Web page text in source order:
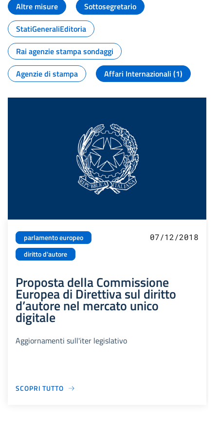
Altre misure
Sottosegretario
StatiGeneraliEditoria
Rai agenzie stampa sondaggi
Agenzie di stampa
Affari Internazionali (1)
parlamento europeo
diritto d'autore
07/12/2018
Proposta della Commissione
Europea di Direttiva sul diritto
d’autore nel mercato unico
digitale
Aggiornamenti sull'iter legislativo
SCOPRI TUTTO